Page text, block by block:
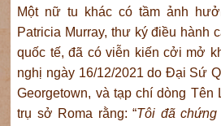
Một nữ tu khác có tầm ảnh
Patricia Murray, thư ký điều hành
quốc tế, đã có viễn kiến cởi mở
nghị ngày 16/12/2021 do Đại Sứ
Georgetown, và tạp chí dòng Tên
trụ sở Roma rằng: “Tôi đã